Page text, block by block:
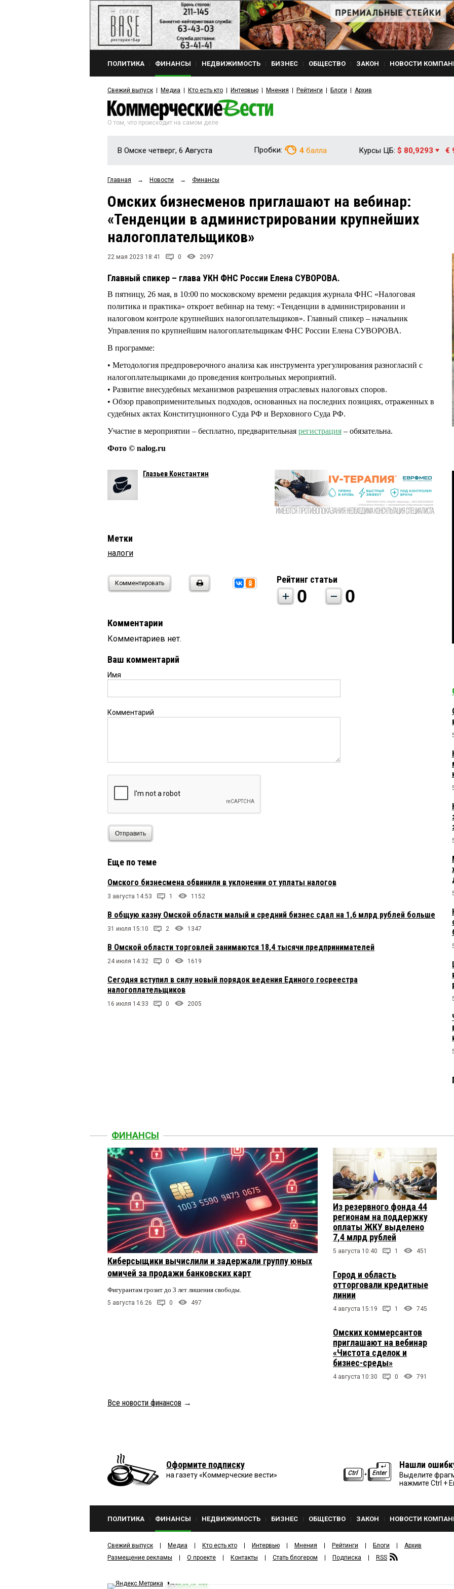
ПОЛИТИКА ФИНАНСЫ НЕДВИЖИМОСТЬ БИЗНЕС ОБЩЕСТВО ЗАКОН НОВОСТИ
Свежий выпуск Медиа Кто есть кто Интервью Мнения Рейтинги Блоги Архив
О том, что происходит на самом деле
В Омске четверг, 6 Августа Пробки: 4 балла Курсы ЦБ: $ 80,9293 €
Главная → Новости → Финансы
Омских бизнесменов приглашают на вебинар:
«Тенденции в администрировании крупнейших
налогоплательщиков»
22 мая 2023 18:41 0 2097
Главный спикер – глава УКН ФНС России Елена СУВОРОВА.
В пятницу, 26 мая, в 10:00 по московскому времени редакция журнала ФНС «Налоговая
политика и практика» откроет вебинар на тему: «Тенденции в администрировании и
налоговом контроле крупнейших налогоплательщиков». Главный спикер – начальник
Управления по крупнейшим налогоплательщикам ФНС России Елена СУВОРОВА.
В программе:
• Методология предпроверочного анализа как инструмента урегулирования разногласий с
налогоплательщиками до проведения контрольных мероприятий.
• Развитие внесудебных механизмов разрешения отраслевых налоговых споров.
• Обзор правоприменительных подходов, основанных на последних позициях, отраженных в
судебных актах Конституционного Суда РФ и Верховного Суда РФ.
Участие в мероприятии – бесплатно, предварительная регистрация – обязательна.
Фото © nalog.ru
Глазьев Константин
Метки
налоги
Комментировать Рейтинг статьи
0 0
Комментарии
Комментариев нет.
Ваш комментарий
Имя
Комментарий
Отправить
Еще по теме
Омского бизнесмена обвинили в уклонении от уплаты налогов
3 августа 14:53 1 1152
В общую казну Омской области малый и средний бизнес сдал на 1,6 млрд рублей больше
31 июля 15:10 2 1347
В Омской области торговлей занимаются 18,4 тысячи предпринимателей
24 июля 14:32 0 1619
Сегодня вступил в силу новый порядок ведения Единого госреестра
налогоплательщиков
16 июля 14:33 0 2005
ФИНАНСЫ
Киберсыщики вычислили и задержали группу юных
омичей за продажи банковских карт
Фигурантам грозит до 3 лет лишения свободы.
5 августа 16:26 0 497
Из резервного фонда 44
регионам на поддержку
оплаты ЖКУ выделено
7,4 млрд рублей
5 августа 10:40 1 451
Город и область
отторговали кредитные
линии
4 августа 15:19 1 745
Омских коммерсантов
приглашают на вебинар
«Чистота сделок и
бизнес-среды»
4 августа 10:30 0 791
Все новости финансов →
Оформите подписку
на газету «Коммерческие вести»
Нашли
Выделите
нажмите Ctrl +
ПОЛИТИКА ФИНАНСЫ НЕДВИЖИМОСТЬ БИЗНЕС ОБЩЕСТВО ЗАКОН НОВОСТИ
Свежий выпуск Медиа Кто есть кто Интервью Мнения Рейтинги Блоги
Архив
Размещение рекламы
О проекте Контакты Стать блогером Подписка RSS
kvnews.ru